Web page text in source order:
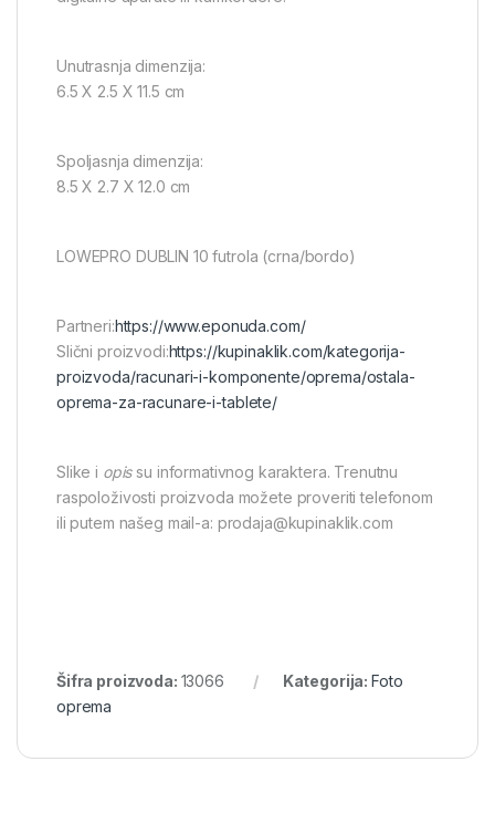
Unutrasnja dimenzija:
6.5 X 2.5 X 11.5 cm
Spoljasnja dimenzija:
8.5 X 2.7 X 12.0 cm
LOWEPRO DUBLIN 10 futrola (crna/bordo)
Partneri:https://www.eponuda.com/
Slični proizvodi:https://kupinaklik.com/kategorija-
proizvoda/racunari-i-komponente/oprema/ostala-
oprema-za-racunare-i-tablete/
Slike i opissu informativnog karaktera. Trenutnu
raspoloživosti proizvoda možete proveriti telefonom
ili putem našeg mail-a: prodaja@kupinaklik.com
Šifra proizvoda: 13066 Kategorija: Foto
oprema